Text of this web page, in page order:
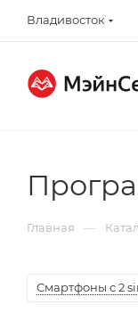
Владивосток
Главная —
Смартфоны с 2